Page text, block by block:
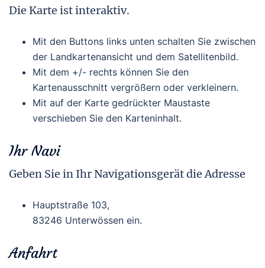
Die Karte ist interaktiv.
Mit den Buttons links unten schalten Sie zwischen
der Landkartenansicht und dem Satellitenbild.
Mit dem +/- rechts können Sie den
Kartenausschnitt vergrößern oder verkleinern.
Mit auf der Karte gedrückter Maustaste
verschieben Sie den Karteninhalt.
Ihr Navi
Geben Sie in Ihr Navigationsgerät die Adresse
Hauptstraße 103,
83246 Unterwössen ein.
Anfahrt